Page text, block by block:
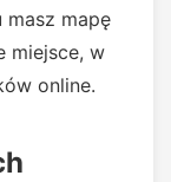
masz mapę
miejsce, w
online.